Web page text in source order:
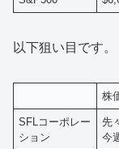
以下狙い目です。
株
SFLコーポレー
ション
先
今